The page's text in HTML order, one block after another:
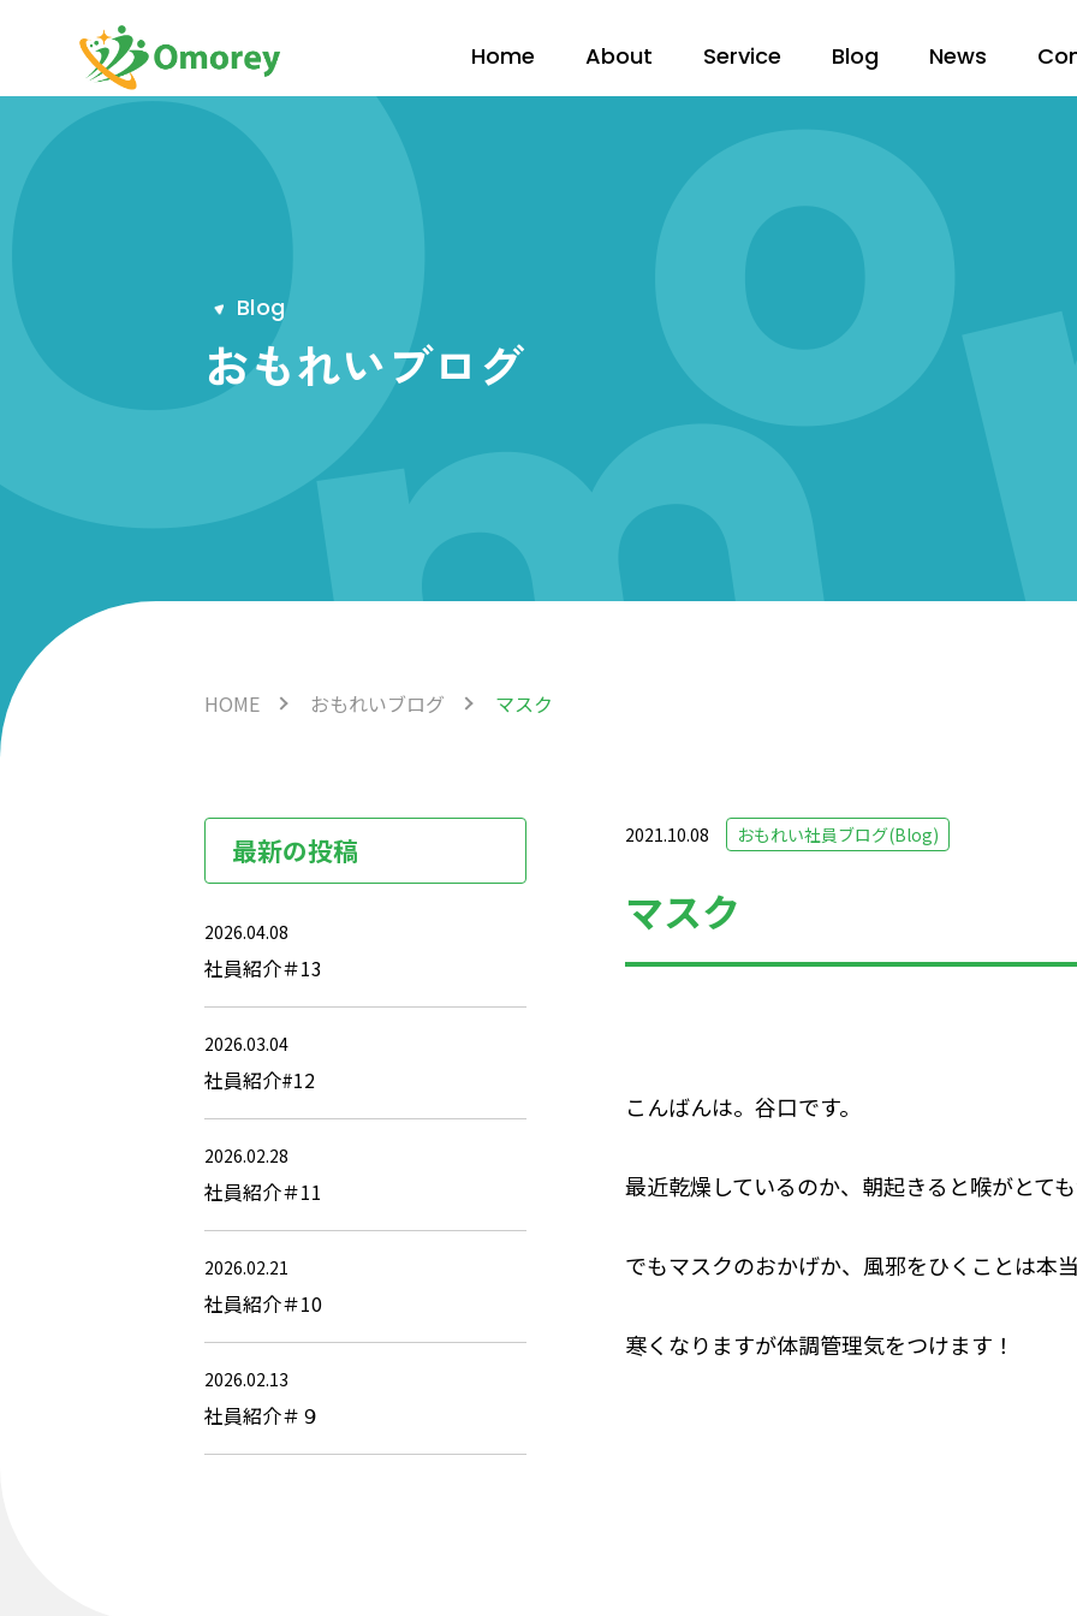
Home About Service Blog News
Blog
おもれいブログ
HOME おもれいブログ マスク
2021.10.08 おもれい社員ブログ(Blog)
マスク
こんばんは。谷口です。
最近乾燥しているのか、朝起きると喉がとて
でもマスクのおかげか、風邪をひくことは本
寒くなりますが体調管理気をつけます！
最新の投稿
2026.04.08
社員紹介＃13
2026.03.04
社員紹介#12
2026.02.28
社員紹介＃11
2026.02.21
社員紹介＃10
2026.02.13
社員紹介＃９